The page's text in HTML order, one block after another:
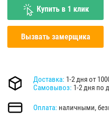
Купить в 1 клик
Вызвать замерщика
Доставка: 1-2 дня от
Самовывоз: 1-2 дня по
Оплата: наличными,